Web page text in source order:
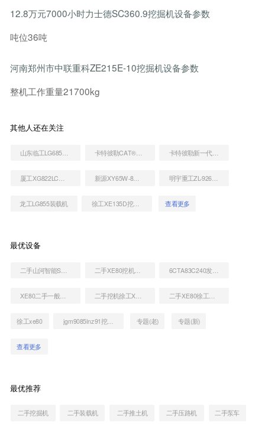
12.8万元7000小时力士德SC360.9挖掘机设备参数
吨位36吨
河南郑州市中联重科ZE215E-10挖掘机设备参数
整机工作重量21700kg
其他人还在关注
新源XY65W-8挖掘机 明宇重工ZL-926装载机
龙工LG855装载机 查看更多
最优设备
6CTA83C240发动机
二手XE80徐工挖掘机价格列表
徐工xe80 专题(老) 专题(新)
查看更多
最优推荐
二手挖掘机 二手装载机 二手推土机 二手压路机 二手泵车